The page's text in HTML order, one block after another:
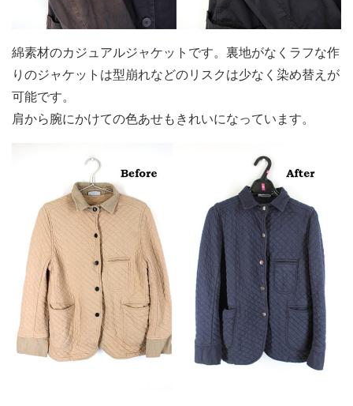
綿素材のカジュアルジャケットです。裏地がなくラフな作
りのジャケットは型崩れなどのリスクは少なく染め替えが
可能です。
肩から腕にかけての色あせもきれいになっています。